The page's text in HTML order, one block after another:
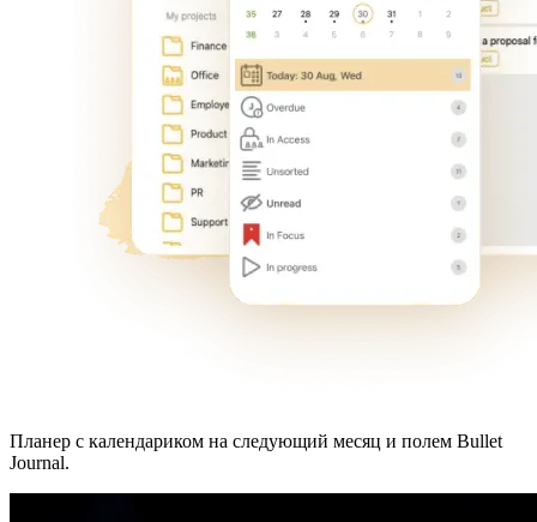
Планер с календариком на следующий месяц и полем Bullet
Journal.